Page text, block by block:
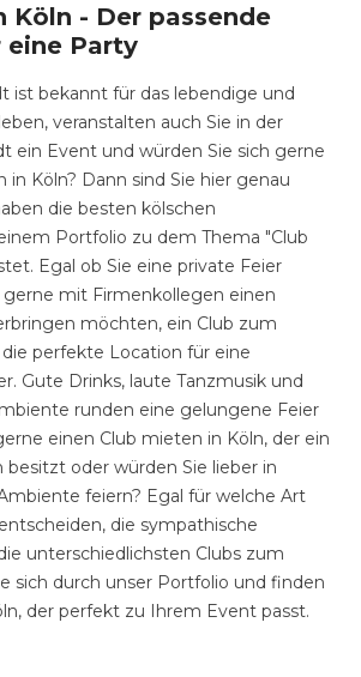
Köln - Der passende
eine Party
ist bekannt für das lebendige und
veranstalten auch Sie in der
ein Event und würden Sie sich gerne
in Köln? Dann sind Sie hier genau
die besten kölschen
Portfolio zu dem Thema "Club
Egal ob Sie eine private Feier
mit Firmenkollegen einen
möchten, ein Club zum
perfekte Location für eine
Gute Drinks, laute Tanzmusik und
runden eine gelungene Feier
einen Club mieten in Köln, der ein
besitzt oder würden Sie lieber in
feiern? Egal für welche Art
die sympathische
unterschiedlichsten Clubs zum
sich durch unser Portfolio und finden
der perfekt zu Ihrem Event passt.